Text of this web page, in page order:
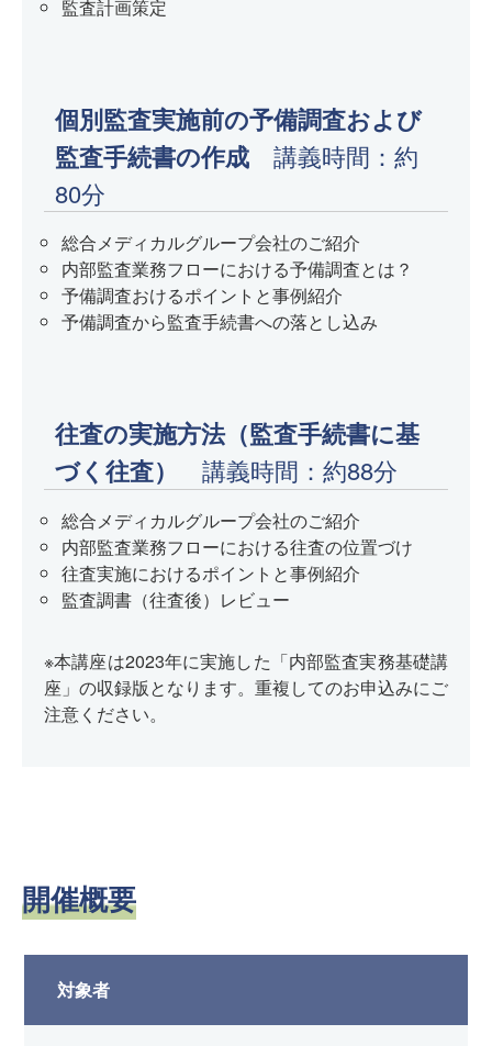
監査計画策定
個別監査実施前の予備調査および
監査手続書の作成 講義時間：約
80分
総合メディカルグループ会社のご紹介
内部監査業務フローにおける予備調査とは？
予備調査おけるポイントと事例紹介
予備調査から監査手続書への落とし込み
往査の実施方法（監査手続書に基
づく往査）
講義時間：約88分
総合メディカルグループ会社のご紹介
内部監査業務フローにおける往査の位置づけ
往査実施におけるポイントと事例紹介
監査調書（往査後）レビュー
※本講座は2023年に実施した「内部監査実務基礎講
座」の収録版となります。重複してのお申込みにご
注意ください。
開催概要
対象者